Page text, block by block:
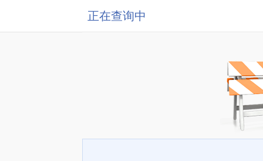
正在查询中